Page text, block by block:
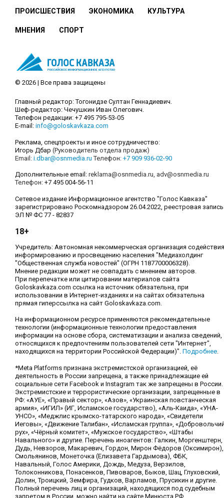
ПРОИСШЕСТВИЯ ЭКОНОМИКА КУЛЬТУРА
МНЕНИЯ СПОРТ
© 2026 | Все права защищены
Главный редактор: Тогонидзе Султан Геннадиевич.
Шеф-редактор: Чечушкин Иван Олегович.
Телефон редакции: +7 495 795-53-05
E-mail: info@goloskavkaza.com
Реклама, спецпроекты и иное сотрудничество:
Игорь Дбар (Руководитель отдела продаж)
Email: i.dbar@osnmedia.ru Телефон: +7 909 936-02-90
Дополнительные email: reklama@osnmedia.ru, adv@osnmedia.ru
Телефон: +7 495 004-56-11
Сетевое издание Информационное агентство "Голос Кавказа"
зарегистрировано Роскомнадзором 26.04.2022, реестровая запись
ЭЛ № ФС 77 - 82837
18+
Учредитель: Автономная некоммерческая организация содействия
информированию и просвещению населения "Медиахолдинг
"Общественная служба новостей" (ОГРН 1187700006328).
Мнение редакции может не совпадать с мнением авторов.
При перепечатке или цитировании материалов сайта
Goloskavkaza.com ссылка на источник обязательна, при
использовании в Интернет-изданиях и на сайтах обязательна
прямая гиперссылка на сайт Goloskavkaza.com.
На информационном ресурсе применяются рекомендательные
технологии (информационные технологии предоставления
информации на основе сбора, систематизации и анализа сведений,
относящихся к предпочтениям пользователей сети "Интернет",
находящихся на территории Российской Федерации)". Подробнее.
*Meta Platforms признана экстремистской организацией, её
деятельность в России запрещена, а также принадлежащие ей
социальные сети Facebook и Instagram так же запрещены в России.
Экстремистские и террористические организации, запрещенные в
РФ: «АУЕ», «Правый сектор», «Азов», «Украинская повстанческая
армия», «ИГИЛ» (ИГ, Исламское государство), «Аль-Каида», «УНА-
УНСО», «Меджлис крымско-татарского народа», «Свидетели
Иеговы», «Движение Талибан», «Исламская группа»,
рух», «Чёрный комитет», «Мужское государство», «Штабы
Навального» и другие. Перечень иноагентов: Галкин, Моргенштерн,
Дудь, Невзоров, Макаревич, Гордон, Мирон Фёдоров (Оксимирон),
Смольянинов, Монеточка (Елизавета Гардымова), ФБК,
Навальный, Голос Америки, Дождь, Медуза, Верзилов,
Толоконникова, Понасенков, Пивоваров, Быков, Шац, Глуховский,
Долин, Троицкий, Земфира, Гудков, Варламов, Прусикин и другие.
Полный перечень лиц и организаций, находящихся под судебным
запретом в России, можно найти на сайте Минюста РФ.